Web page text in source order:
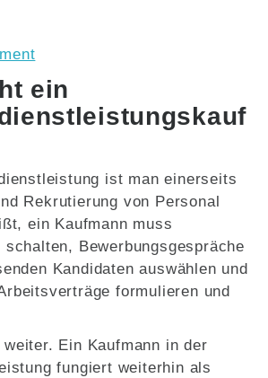
ein
ist man einerseits
Rekrutierung von Personal
ein Kaufmann muss
schalten, Bewerbungsgespräche
Kandidaten auswählen und
formulieren und
weiter. Ein Kaufmann in der
fungiert weiterhin als